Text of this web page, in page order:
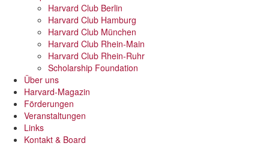
Harvard Club Berlin
Harvard Club Hamburg
Harvard Club München
Harvard Club Rhein-Main
Harvard Club Rhein-Ruhr
Scholarship Foundation
Über uns
Harvard-Magazin
Förderungen
Veranstaltungen
Links
Kontakt & Board